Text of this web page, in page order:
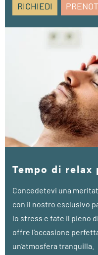
RICHIEDI
Tempo di relax
Concedetevi una
con il nostro esclusivo
lo stress e fate il pieno
offre l‘occasione
un‘atmosfera tranquilla.